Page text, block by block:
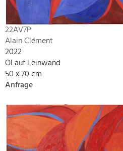
22AV7P
Alain Clément
2022
Öl auf Leinwand
50 x 70 cm
Anfrage